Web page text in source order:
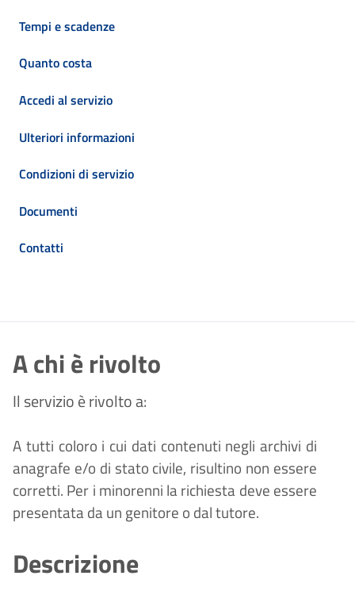
Tempi e scadenze
Quanto costa
Accedi al servizio
Ulteriori informazioni
Condizioni di servizio
Documenti
Contatti
A chi è rivolto
Il servizio è rivolto a:
A tutti coloro i cui dati contenuti negli archivi di
anagrafe e/o di stato civile, risultino non essere
corretti. Per i minorenni la richiesta deve essere
presentata da un genitore o dal tutore.
Descrizione